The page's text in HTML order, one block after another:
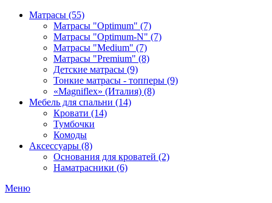
Матрасы (55)
Матрасы "Optimum" (7)
Матрасы "Optimum-N" (7)
Матрасы "Medium" (7)
Матрасы "Premium" (8)
Детские матрасы (9)
Тонкие матрасы - топперы (9)
«Magniflex» (Италия) (8)
Мебель для спальни (14)
Кровати (14)
Тумбочки
Комоды
Аксессуары (8)
Основания для кроватей (2)
Наматрасники (6)
Меню